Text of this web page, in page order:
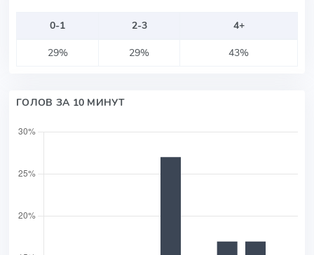
0-1 2-3
4+
29%
29% 43%
ГОЛОВ ЗА 10 МИНУТ